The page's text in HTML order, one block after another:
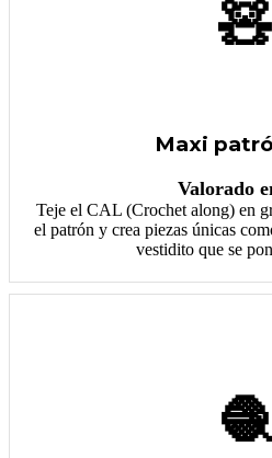
🧸
Maxi
Valorado
Teje el CAL (Crochet along) en
el patrón y crea piezas únicas
vestidito que se
🧶